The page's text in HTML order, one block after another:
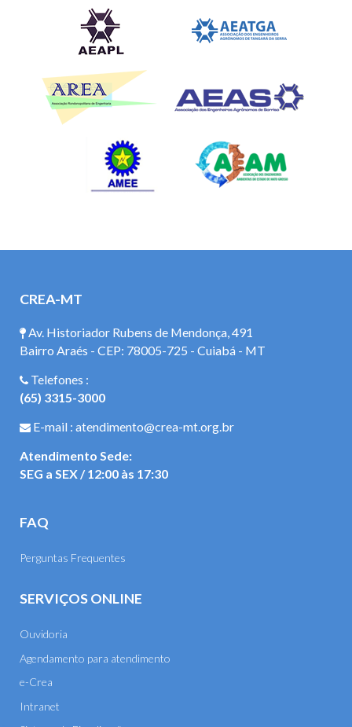
CREA-MT
Av. Historiador Rubens de Mendonça, 491
Bairro Araés - CEP: 78005-725 - Cuiabá - MT
Telefones :
(65) 3315-3000
E-mail : atendimento@crea-mt.org.br
Atendimento Sede:
SEG a SEX / 12:00 às 17:30
FAQ
Perguntas Frequentes
SERVIÇOS ONLINE
Ouvidoria
Agendamento para atendimento
e-Crea
Intranet